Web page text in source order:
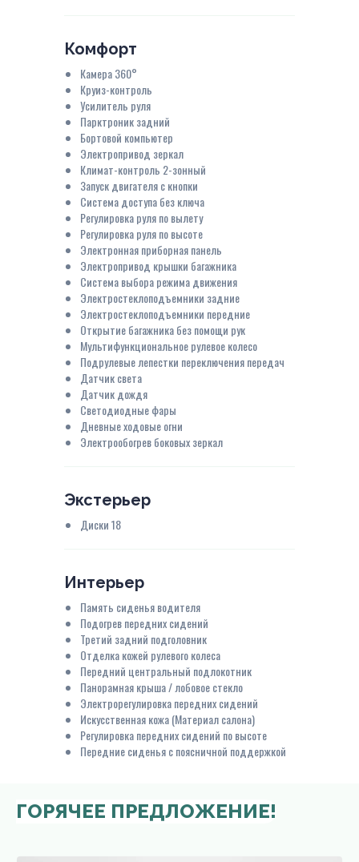
Комфорт
Камера 360°
Круиз-контроль
Усилитель руля
Парктроник задний
Бортовой компьютер
Электропривод зеркал
Климат-контроль 2-зонный
Запуск двигателя с кнопки
Система доступа без ключа
Регулировка руля по вылету
Регулировка руля по высоте
Электронная приборная панель
Электропривод крышки багажника
Система выбора режима движения
Электростеклоподъемники задние
Электростеклоподъемники передние
Открытие багажника без помощи рук
Мультифункциональное рулевое колесо
Подрулевые лепестки переключения передач
Датчик света
Датчик дождя
Светодиодные фары
Дневные ходовые огни
Электрообогрев боковых зеркал
Экстерьер
Диски 18
Интерьер
Память сиденья водителя
Подогрев передних сидений
Третий задний подголовник
Отделка кожей рулевого колеса
Передний центральный подлокотник
Панорамная крыша / лобовое стекло
Электрорегулировка передних сидений
Искусственная кожа (Материал салона)
Регулировка передних сидений по высоте
Передние сиденья с поясничной поддержкой
ГОРЯЧЕЕ ПРЕДЛОЖЕНИЕ!